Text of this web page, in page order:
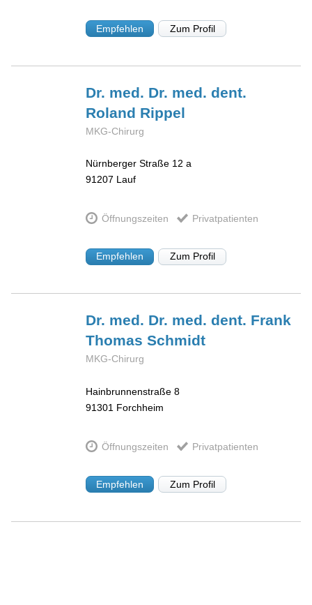
Empfehlen Zum Profil
Dr. med. Dr. med. dent.
Roland Rippel
MKG-Chirurg
Nürnberger Straße 12 a
91207 Lauf
Öffnungszeiten Privatpatienten
Empfehlen Zum Profil
Dr. med. Dr. med. dent. Frank
ThomasSchmidt
MKG-Chirurg
Hainbrunnenstraße 8
91301 Forchheim
Öffnungszeiten Privatpatienten
Empfehlen Zum Profil